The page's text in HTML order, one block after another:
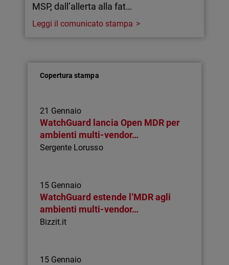
MSP, dall’allerta alla fat…
Leggi il comunicato stampa
Copertura stampa
21 Gennaio
WatchGuard lancia Open MDR per
ambienti multi-vendor…
Sergente Lorusso
15 Gennaio
WatchGuard estende l’MDR agli
ambienti multi-vendor…
Bizzit.it
15 Gennaio